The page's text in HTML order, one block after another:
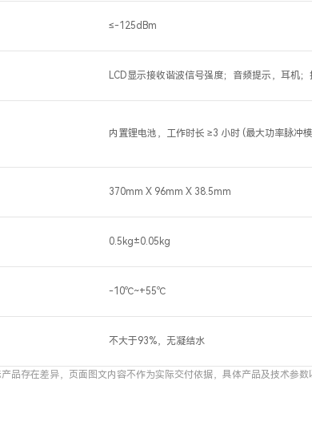
≤-125dBm
LCD显示接收谐波信号强度；音频提示，耳机；
内置锂电池，工作时长 ≥3 小时 (最大功率脉冲模
370mm X 96mm X 38.5mm
0.5kg±0.05kg
-10℃~+55℃
不大于93%，无凝结水
品存在差异，页面图文内容不作为实际交付依据，具体产品及技术参